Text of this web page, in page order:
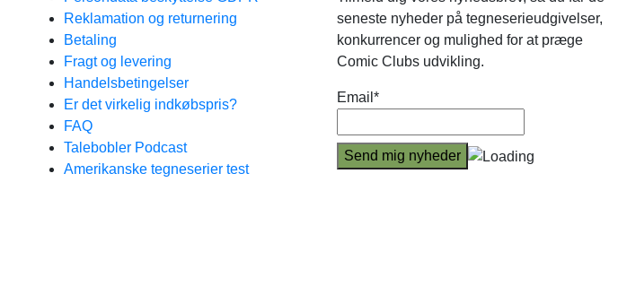
Reklamation og returnering
Betaling
Fragt og levering
Handelsbetingelser
Er det virkelig indkøbspris?
FAQ
Talebobler Podcast
Amerikanske tegneserier test
seneste nyheder på tegneserieudgivelser,
konkurrencer og mulighed for at præge
Comic Clubs udvikling.
Email*